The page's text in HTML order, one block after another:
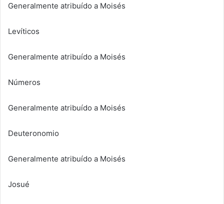
Generalmente atribuído a Moisés
Levíticos
Generalmente atribuído a Moisés
Números
Generalmente atribuído a Moisés
Deuteronomio
Generalmente atribuído a Moisés
Josué